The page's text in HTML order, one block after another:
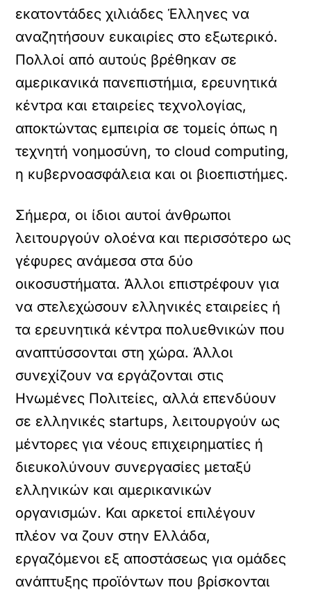
εκατοντάδες χιλιάδες Έλληνες να
αναζητήσουν ευκαιρίες στο εξωτερικό.
Πολλοί από αυτούς βρέθηκαν σε
αμερικανικά πανεπιστήμια, ερευνητικά
κέντρα και εταιρείες τεχνολογίας,
αποκτώντας εμπειρία σε τομείς όπως η
τεχνητή νοημοσύνη, το cloud computing,
η κυβερνοασφάλεια και οι βιοεπιστήμες.
Σήμερα, οι ίδιοι αυτοί άνθρωποι
λειτουργούν ολοένα και περισσότερο ως
γέφυρες ανάμεσα στα δύο
οικοσυστήματα. Άλλοι επιστρέφουν για
να στελεχώσουν ελληνικές εταιρείες ή
τα ερευνητικά κέντρα πολυεθνικών που
αναπτύσσονται στη χώρα. Άλλοι
συνεχίζουν να εργάζονται στις
Ηνωμένες Πολιτείες, αλλά επενδύουν
σε ελληνικές startups, λειτουργούν ως
μέντορες για νέους επιχειρηματίες ή
διευκολύνουν συνεργασίες μεταξύ
ελληνικών και αμερικανικών
οργανισμών. Και αρκετοί επιλέγουν
πλέον να ζουν στην Ελλάδα,
εργαζόμενοι εξ αποστάσεως για ομάδες
ανάπτυξης προϊόντων που βρίσκονται